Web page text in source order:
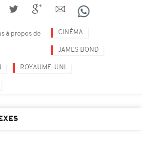
à propos de CINÉMA
JAMES BOND
ROYAUME-UNI